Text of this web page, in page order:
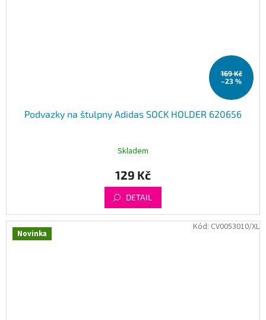
169 Kč
–23 %
Podvazky na štulpny Adidas SOCK HOLDER 620656
Skladem
129 Kč
DETAIL
Novinka
Kód: CV0053010/XL